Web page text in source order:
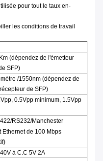
pour tout le taux en-
les conditions de travail
(dépendez de l'émetteur-
SFP)
/1550nm (dépendez de
de SFP)
0.5Vpp minimum, 1.5Vpp
RS232/Manchester
Ethernet de 100 Mbps
à C.C 5V 2A